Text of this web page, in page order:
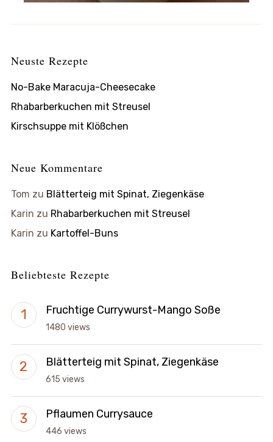
Neuste Rezepte
No-Bake Maracuja-Cheesecake
Rhabarberkuchen mit Streusel
Kirschsuppe mit Klößchen
Neue Kommentare
Tom zu Blätterteig mit Spinat, Ziegenkäse
Karin zu Rhabarberkuchen mit Streusel
Karin zu Kartoffel-Buns
Beliebteste Rezepte
Fruchtige Currywurst-Mango Soße
1480 views
Blätterteig mit Spinat, Ziegenkäse
615 views
Pflaumen Currysauce
446 views